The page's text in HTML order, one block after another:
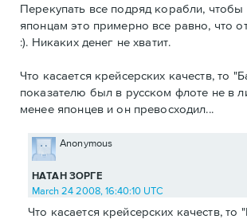
Перекупать все подряд корабли, чтобы
японцам это примерно все равно, что
:). Никаких денег не хватит.
Что касается крейсерских качеств, то
показателю был в русском флоте не в
менее японцев и он превосходил...
НАТАН ЗОРГЕ
Anonymous
March 24 2008, 16:40:10 UTC
Что касается крейсерских качеств, то